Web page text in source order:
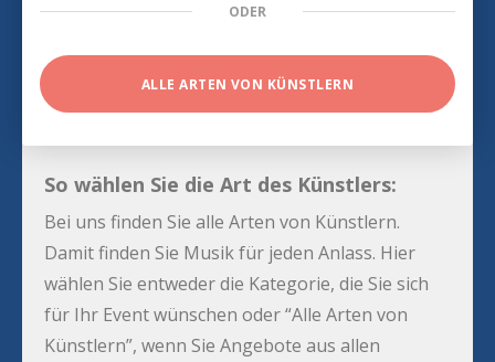
ODER
ALLE ARTEN VON KÜNSTLERN
So wählen Sie die Art des Künstlers:
Bei uns finden Sie alle Arten von Künstlern.
Damit finden Sie Musik für jeden Anlass. Hier
wählen Sie entweder die Kategorie, die Sie sich
für Ihr Event wünschen oder “Alle Arten von
Künstlern”, wenn Sie Angebote aus allen